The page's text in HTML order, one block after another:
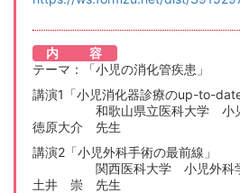
内 容
テーマ：「小児の消化管疾患」
講演1「小児消化器診療のup-to-date
和歌山県立医科大学 小
徳原大介 先生
講演2「小児外科手術の最前線」
関西医科大学 小児外科
土井 崇 先生